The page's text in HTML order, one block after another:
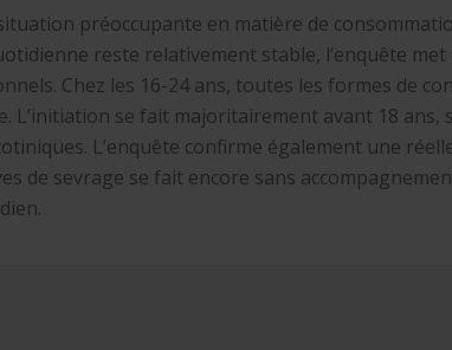
préoccupante en matière de
reste relativement stable, l’enquête
Chez les 16-24 ans, toutes les formes de
L’initiation se fait majoritairement avant 18 ans,
L’enquête confirme également une
de sevrage se fait encore sans